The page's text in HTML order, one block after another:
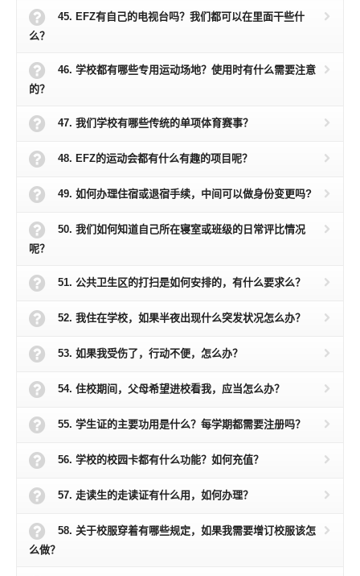
45. EFZ有自己的电视台吗？我们都可以在里面干些什
么？
46. 学校都有哪些专用运动场地？使用时有什么需要注意
的？
47. 我们学校有哪些传统的单项体育赛事？
48. EFZ的运动会都有什么有趣的项目呢？
49. 如何办理住宿或退宿手续，中间可以做身份变更吗?
50. 我们如何知道自己所在寝室或班级的日常评比情况
呢？
51. 公共卫生区的打扫是如何安排的，有什么要求么？
52. 我住在学校，如果半夜出现什么突发状况怎么办？
53. 如果我受伤了，行动不便，怎么办？
54. 住校期间，父母希望进校看我，应当怎么办？
55. 学生证的主要功用是什么？每学期都需要注册吗？
56. 学校的校园卡都有什么功能？如何充值？
57. 走读生的走读证有什么用，如何办理？
58. 关于校服穿着有哪些规定，如果我需要增订校服该怎
么做？